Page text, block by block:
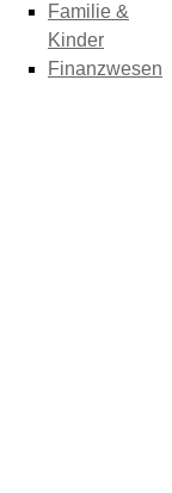
Familie &
Kinder
Finanzwesen